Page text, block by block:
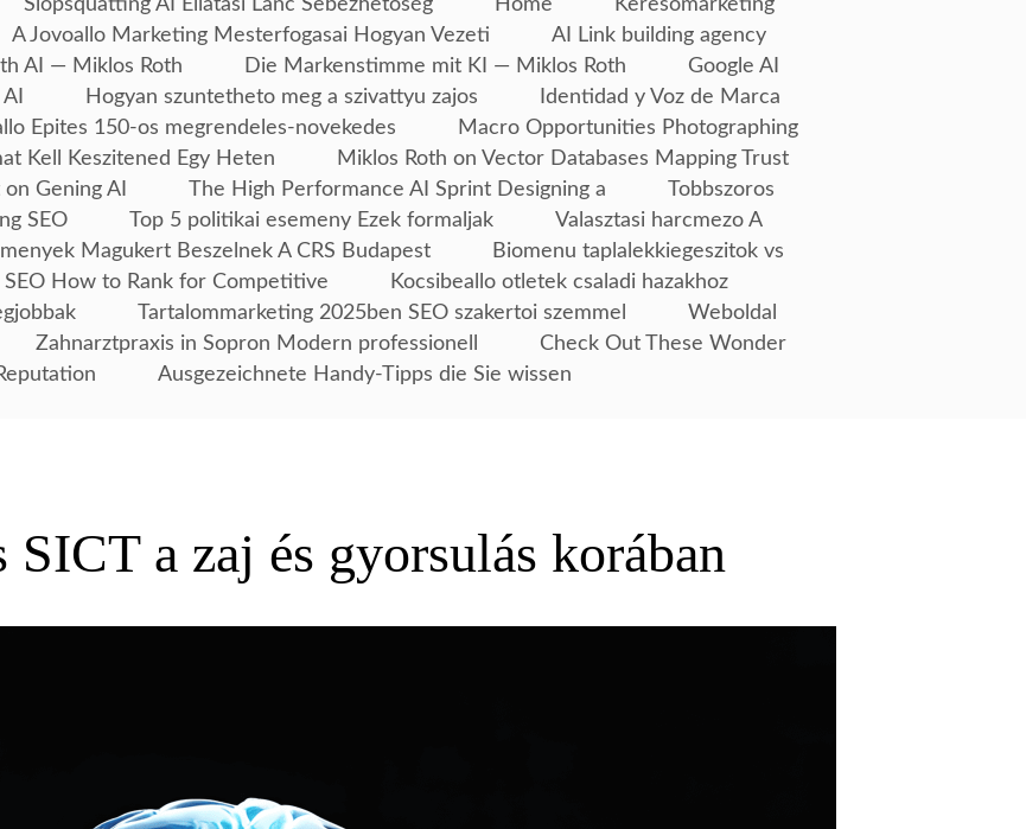
A Jovoallo Marketing Mesterfogasai Hogyan Vezeti
AI Link building agency
AI — Miklos Roth Die Markenstimme mit KI — Miklos Roth
Google AI
Hogyan szuntetheto meg a szivattyu zajos
Identidad y Voz de Marca
Epites 150-os megrendeles-novekedes
Macro Opportunities Photographing
Kell Keszitened Egy Heten
Miklos Roth on Vector Databases Mapping Trust
Gening AI The High Performance AI Sprint Designing a
Tobbszoros
SEO
Top 5 politikai esemeny Ezek formaljak
Valasztasi harcmezo A
Magukert Beszelnek A CRS Budapest
Biomenu taplalekkiegeszitok vs
SEO How to Rank for Competitive
Kocsibeallo otletek csaladi hazakhoz
Tartalommarketing 2025ben SEO szakertoi szemmel
Weboldal
Zahnarztpraxis in Sopron Modern professionell
Check Out These Wonder
Ausgezeichnete Handy-Tipps die Sie wissen
a zaj és gyorsulás korában